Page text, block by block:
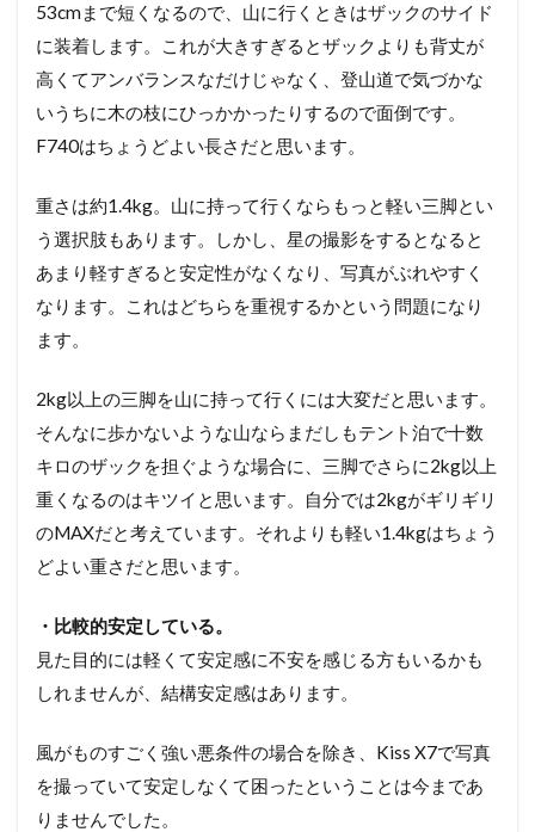
53cmまで短くなるので、山に行くときはザックのサイド
に装着します。これが大きすぎるとザックよりも背丈が
高くてアンバランスなだけじゃなく、登山道で気づかな
いうちに木の枝にひっかかったりするので面倒です。
F740はちょうどよい長さだと思います。
重さは約1.4kg。山に持って行くならもっと軽い三脚とい
う選択肢もあります。しかし、星の撮影をするとなると
あまり軽すぎると安定性がなくなり、写真がぶれやすく
なります。これはどちらを重視するかという問題になり
ます。
2kg以上の三脚を山に持って行くには大変だと思います。
そんなに歩かないような山ならまだしもテント泊で十数
キロのザックを担ぐような場合に、三脚でさらに2kg以上
重くなるのはキツイと思います。自分では2kgがギリギリ
のMAXだと考えています。それよりも軽い1.4kgはちょう
どよい重さだと思います。
・比較的安定している。
見た目的には軽くて安定感に不安を感じる方もいるかも
しれませんが、結構安定感はあります。
風がものすごく強い悪条件の場合を除き、Kiss X7で写真
を撮っていて安定しなくて困ったということは今まであ
りませんでした。